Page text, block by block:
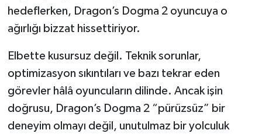
hedeflerken, Dragon’s Dogma 2 oyuncuya o
ağırlığı bizzat hissettiriyor.
Elbette kusursuz değil. Teknik sorunlar,
optimizasyon sıkıntıları ve bazı tekrar eden
görevler hâlâ oyuncuların dilinde. Ancak işin
doğrusu, Dragon’s Dogma 2 “pürüzsüz” bir
deneyim olmayı değil, unutulmaz bir yolculuk